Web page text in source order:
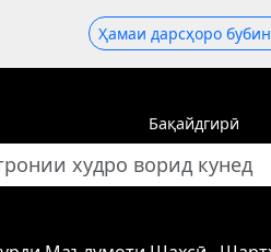
Ҳамаи дарсҳоро
Бақайдгирӣ